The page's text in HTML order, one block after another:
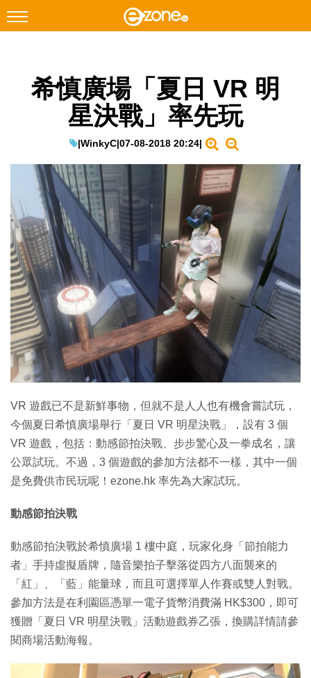
Facebook Instagram
遊戲動漫
教學評測
EduTech
IT Times
生成式AI與雲端應用
Enterprise Digital Transformation
特集
希慎廣場「夏日 VR 明
星決戰」率先玩
|WinkyC|07-08-2018 20:24|
VR 遊戲已不是新鮮事物，但就不是人人也有機會嘗試玩，
今個夏日希慎廣場舉行「夏日 VR 明星決戰」，設有 3 個
VR 遊戲，包括：動感節拍決戰、步步驚心及一拳成名，讓
公眾試玩。不過，3 個遊戲的參加方法都不一樣，其中一個
是免費供市民玩呢！ezone.hk 率先為大家試玩。
動感節拍決戰
動感節拍決戰於希慎廣場 1 樓中庭，玩家化身「節拍能力
者」手持虛擬盾牌，隨音樂拍子擊落從四方八面襲來的
「紅」、「藍」能量球，而且可選擇單人作賽或雙人對戰。
參加方法是在利園區憑單一電子貨幣消費滿 HK$300，即可
獲贈「夏日 VR 明星決戰」活動遊戲券乙張，換購詳情請參
閱商場活動海報。